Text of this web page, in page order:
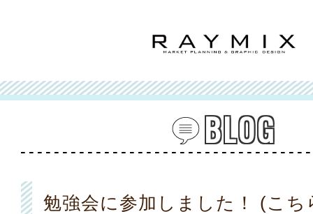
BLOG
勉強会に参加しました！ (こち